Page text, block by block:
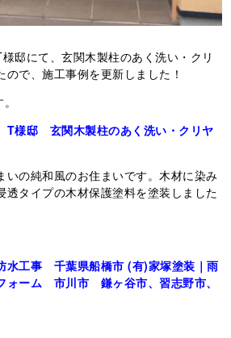
邸にて、玄関木製柱のあく洗い・クリ
で、施工事例を更新しました！
T様邸 玄関木製柱のあく洗い・クリヤ
いの純和風のお住まいです。木材に染み
透タイプの木材保護塗料を塗装しました
水工事 千葉県船橋市 (有)家塚塗装｜雨
ォーム 市川市 鎌ヶ谷市、習志野市、